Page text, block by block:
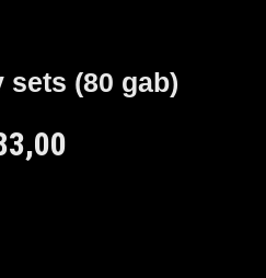
sets (80 gab)